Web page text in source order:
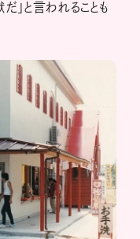
」と言われることも